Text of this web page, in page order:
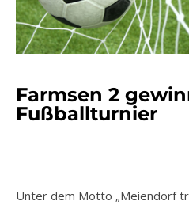
Farmsen 2
Fußballturnier
Unter dem Motto „Meiendorf